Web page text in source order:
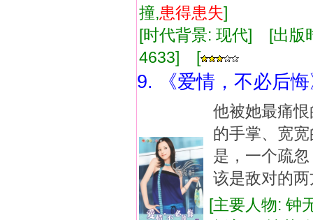
撞,患得患失]
[时代背景: 现代] [出
4633] [
9. 《爱情，不必后
他被她最痛
的手掌、宽
是，一个疏
该是敌对的
[主要人物: 钟